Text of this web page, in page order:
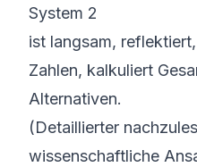
System 2
ist langsam,
Zahlen, kalkuliert
Alternativen.
(Detaillierter
wissenschaftliche